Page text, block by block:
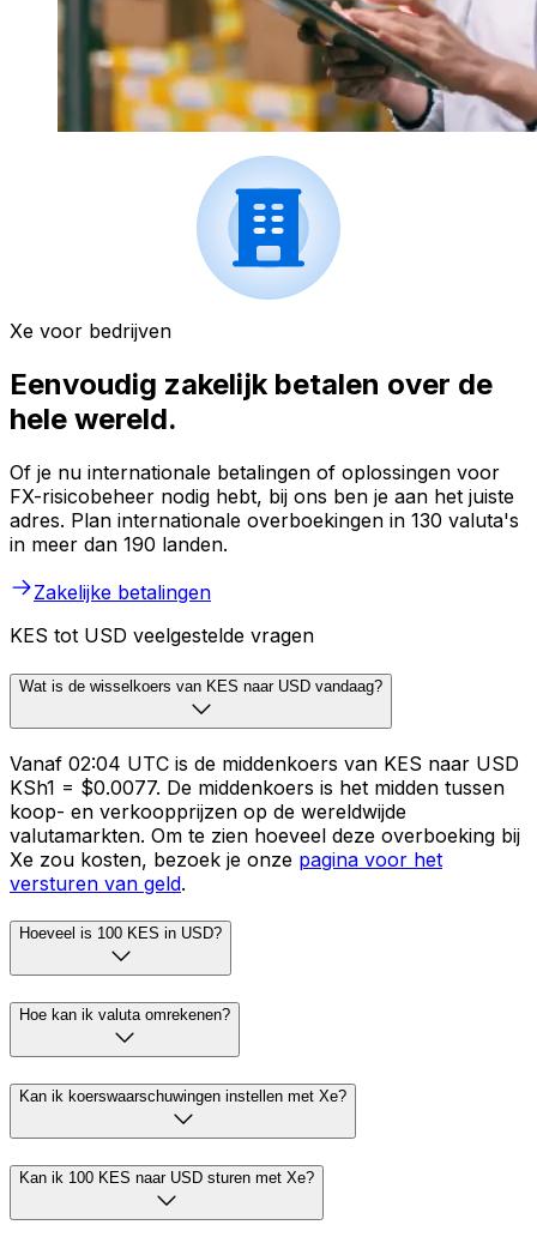
Xe voor bedrijven
Eenvoudig zakelijk betalen over de
hele wereld.
Of je nu internationale betalingen of oplossingen voor
FX-risicobeheer nodig hebt, bij ons ben je aan het juiste
adres. Plan internationale overboekingen in 130 valuta's
in meer dan 190 landen.
Zakelijke betalingen
KES tot USD veelgestelde vragen
Wat is de wisselkoers van KES naar USD vandaag?
Vanaf 02:04 UTC is de middenkoers van KES naar USD
KSh1 = $0.0077. De middenkoers is het midden tussen
koop- en verkoopprijzen op de wereldwijde
valutamarkten. Om te zien hoeveel deze overboeking bij
Xe zou kosten, bezoek je onze pagina voor het
versturen van geld.
Hoeveel is 100 KES in USD?
Hoe kan ik valuta omrekenen?
Kan ik koerswaarschuwingen instellen met Xe?
Kan ik 100 KES naar USD sturen met Xe?